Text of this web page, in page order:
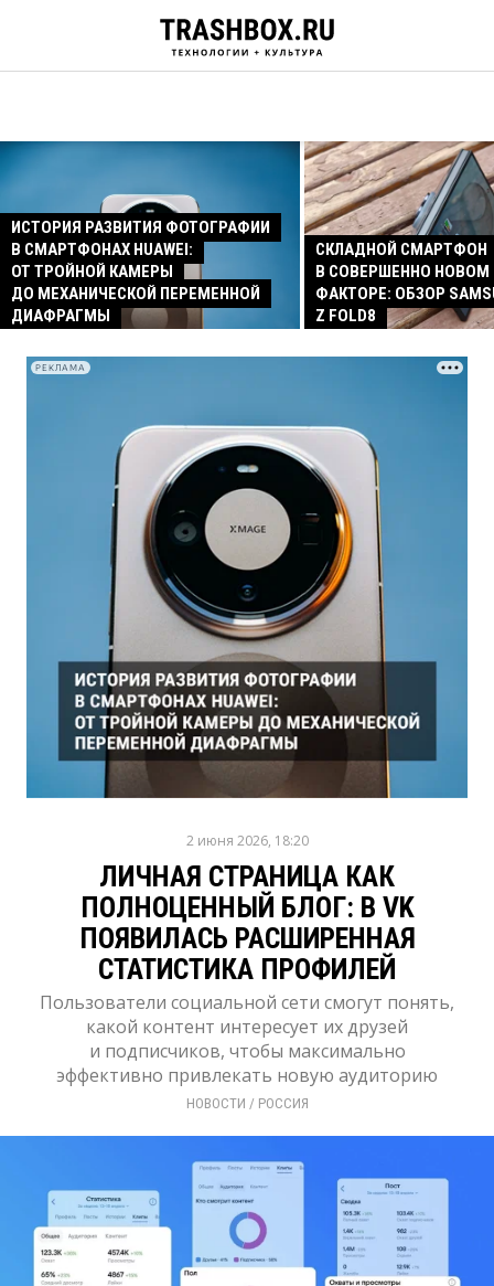
ИСТОРИЯ РАЗВИТИЯ ФОТОГРАФИИ
В СМАРТФОНАХ HUAWEI:
ОТ ТРОЙНОЙ КАМЕРЫ
ДО МЕХАНИЧЕСКОЙ ПЕРЕМЕННОЙ
ДИАФРАГМЫ
СКЛАДНОЙ СМАРТФОН
В СОВЕРШЕННО
ФАКТОРЕ: ОБЗОР
Z FOLD8
РЕКЛАМА
2 июня 2026, 18:20
ЛИЧНАЯ СТРАНИЦА КАК
ПОЛНОЦЕННЫЙ БЛОГ: В VK
ПОЯВИЛАСЬ РАСШИРЕННАЯ
СТАТИСТИКА ПРОФИЛЕЙ
Пользователи социальной сети смогут понять,
какой контент интересует их друзей
и подписчиков, чтобы максимально
эффективно привлекать новую аудиторию
НОВОСТИ / РОССИЯ